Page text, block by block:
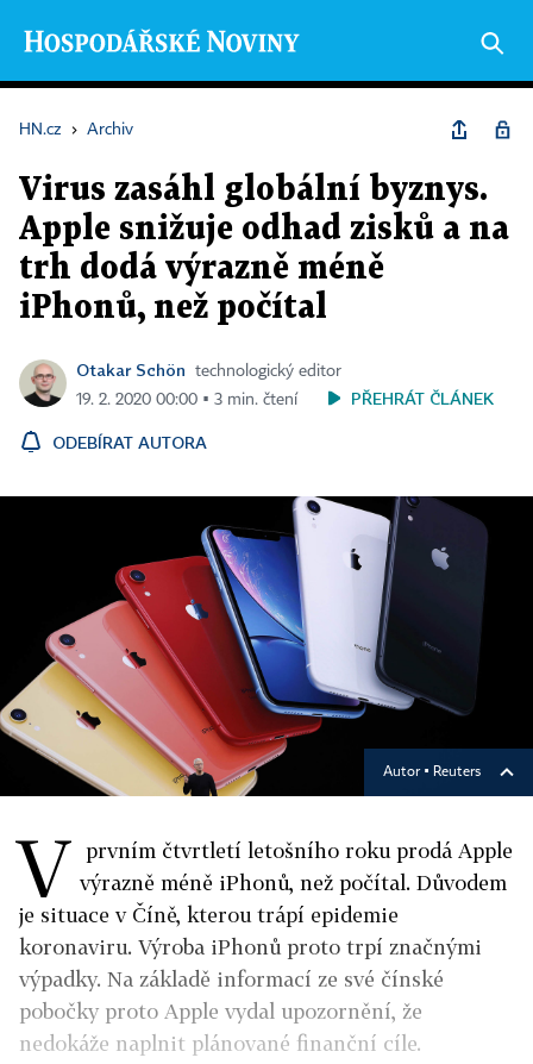
HN.cz › Archiv
Virus zasáhl globální byznys.
Apple snižuje odhad zisků a na
trh dodá výrazně méně
iPhonů, než počítal
Otakar Schön
technologický editor
19. 2. 2020 00:00 ▪ 3 min. čtení
PŘEHRÁT ČLÁNEK
ODEBÍRAT AUTORA
Autor ▪ Reuters
V prvním čtvrtletí letošního roku prodá Apple
výrazně méně iPhonů, než počítal. Důvodem
je situace v Číně, kterou trápí epidemie
koronaviru. Výroba iPhonů proto trpí značnými
výpadky. Na základě informací ze své čínské
pobočky proto Apple vydal upozornění, že
nedokáže naplnit plánované finanční cíle.